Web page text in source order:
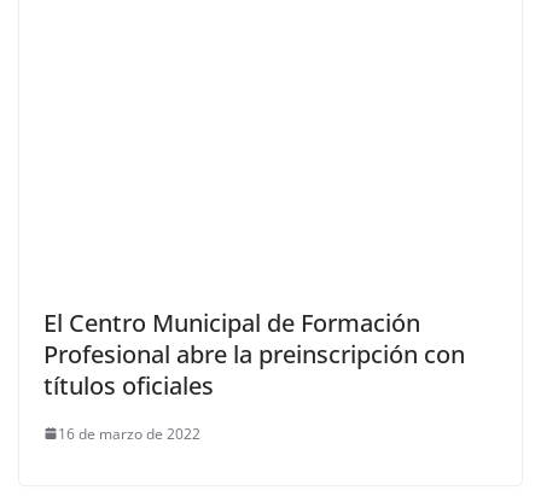
El Centro Municipal de Formación
Profesional abre la preinscripción con
títulos oficiales
16 de marzo de 2022